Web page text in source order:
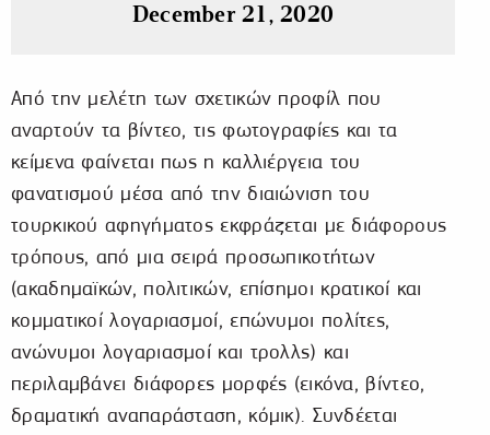
December 21, 2020
Από την μελέτη των σχετικών προφίλ που
αναρτούν τα βίντεο, τις φωτογραφίες και τα
κείμενα φαίνεται πως η καλλιέργεια του
φανατισμού μέσα από την διαιώνιση του
τουρκικού αφηγήματος εκφράζεται με διάφορους
τρόπους, από μια σειρά προσωπικοτήτων
(ακαδημαϊκών, πολιτικών, επίσημοι κρατικοί και
κομματικοί λογαριασμοί, επώνυμοι πολίτες,
ανώνυμοι λογαριασμοί και τρολλς) και
περιλαμβάνει διάφορες μορφές (εικόνα, βίντεο,
δραματική αναπαράσταση, κόμικ). Συνδέεται